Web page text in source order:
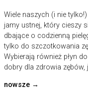
Wiele naszych (i nie
jamy ustnej, który cieszy
dbające o codzienną
tylko do szczotkowania
Wybierają również płyn
dobry dla zdrowia zębów,
nowsze →